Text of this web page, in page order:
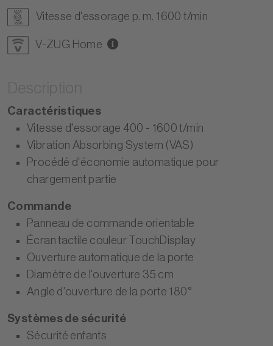
Vitesse d'essorage p. m. 1600 t/min
V-ZUG Home
Caractéristiques
Vitesse d'essorage 400 - 1600 t/min
Vibration Absorbing System (VAS)
Procédé d'économie automatique pour
chargement partie
Commande
Panneau de commande orientable
Écran tactile couleur TouchDisplay
Ouverture automatique de la porte
Diamètre de l'ouverture 35 cm
Angle d'ouverture de la porte 180°
Systèmes de sécurité
Sécurité enfants